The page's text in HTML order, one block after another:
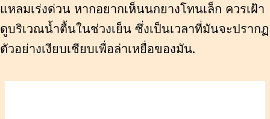
แหลมเร่งด่วน หากอยากเห็นนกยางโทนเล็ก ควรเฝ้า
ดูบริเวณน้ำตื้นในช่วงเย็น ซึ่งเป็นเวลาที่มันจะปรากฏ
ตัวอย่างเงียบเชียบเพื่อล่าเหยื่อของมัน.